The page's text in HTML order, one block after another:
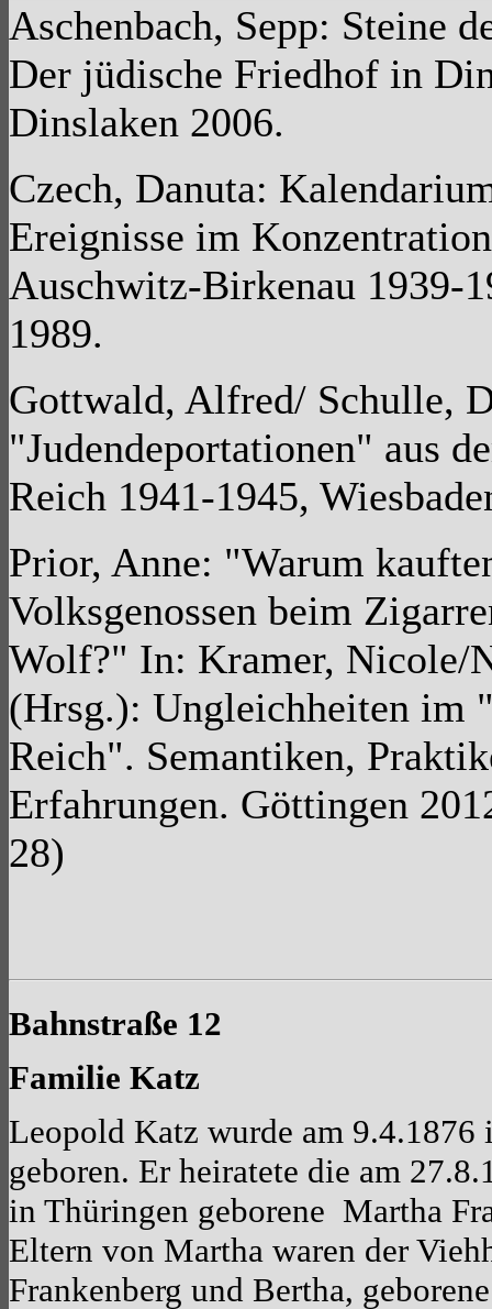
Aschenbach, Sepp: Steine
Der jüdische Friedhof in
Dinslaken 2006.
Czech, Danuta:
Ereignisse im
Auschwitz-Birkenau 1939-
1989.
Gottwald, Alfred/ Schulle,
"Judendeportationen" aus
Reich 1941-1945,
Prior, Anne: "Warum
Volksgenossen beim
Wolf?" In: Kramer, Nicole/
(Hrsg.): Ungleichheiten im
Reich". Semantiken,
Erfahrungen. Göttingen
28)
Bahnstraße 12
Familie Katz
Leopold Katz wurde am 9.4.1876
geboren. Er heiratete die am
in Thüringen geborene Martha
Eltern von Martha waren der
Frankenberg und Bertha,